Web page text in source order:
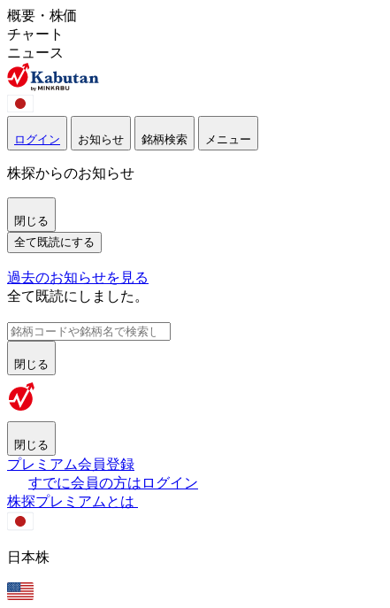
概要・株価
チャート
ニュース
ログイン お知らせ 銘柄検索 メニュー
株探からのお知らせ
閉じる
全て既読にする
過去のお知らせを見る
全て既読にしました。
閉じる
閉じる
プレミアム会員登録
すでに会員の方はログイン
株探プレミアムとは
日本株